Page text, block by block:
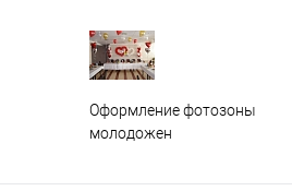
Оформление фотозоны
молодожен